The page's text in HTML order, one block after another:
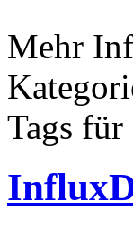
Mehr
Tags